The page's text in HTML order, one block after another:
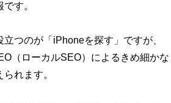
す。
つのが「iPhoneを探す」ですが、
（ローカルSEO）によるきめ細かな
れます。